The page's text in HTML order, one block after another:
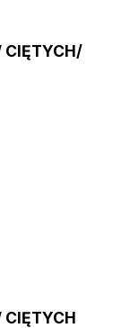
CIĘTYCH/
CIĘTYCH